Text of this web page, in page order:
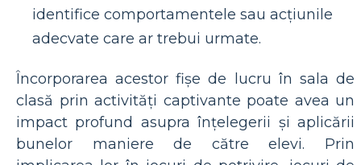
identifice comportamentele sau acțiunile
adecvate care ar trebui urmate.
Încorporarea acestor fișe de lucru în sala de
clasă prin activități captivante poate avea un
impact profund asupra înțelegerii și aplicării
bunelor maniere de către elevi. Prin